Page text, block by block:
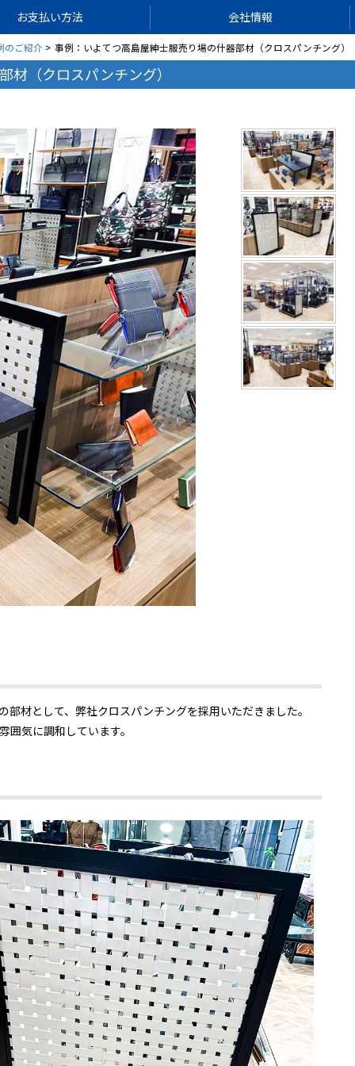
お支払い方法 会社情報
のご紹介 事例：いよてつ高島屋紳士服売り場の什器部材（クロスパンチング）
材（クロスパンチング）
材として、弊社クロスパンチングを採用いただきました。
気に調和しています。